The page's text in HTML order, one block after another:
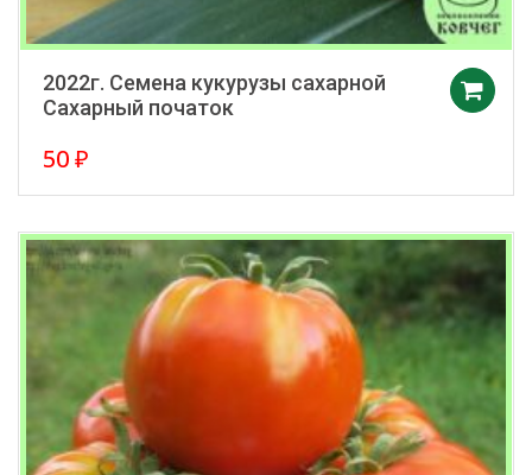
2022г. Семена кукурузы сахарной
Сахарный початок
50₽